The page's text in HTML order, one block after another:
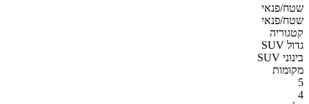
שטח/פנאי
שטח/פנאי
קטגוריה
SUV גדול
SUV בינוני
מקומות
5
4